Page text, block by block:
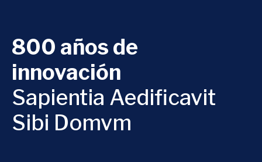
800 años de
innovación
Sapientia Aedificavit
Sibi Domvm